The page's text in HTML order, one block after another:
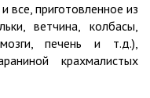
все, приготовленное из
ветчина, колбасы,
печень и т.д.),
крахмалистых